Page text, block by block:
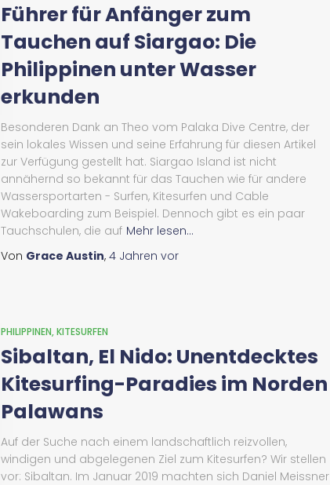
Führer für Anfänger zum
Tauchen auf Siargao: Die
Philippinen unter Wasser
erkunden
Besonderen Dank an Theo vom Palaka Dive Centre, der
sein lokales Wissen und seine Erfahrung für diesen Artikel
zur Verfügung gestellt hat. Siargao Island ist nicht
annähernd so bekannt für das Tauchen wie für andere
Wassersportarten - Surfen, Kitesurfen und Cable
Wakeboarding zum Beispiel. Dennoch gibt es ein paar
Tauchschulen, die auf Mehr lesen...
Von Grace Austin, 4 Jahren vor
PHILIPPINEN KITESURFEN
Sibaltan, El Nido: Unentdecktes
Kitesurfing-Paradies im Norden
Palawans
Auf der Suche nach einem landschaftlich reizvollen,
windigen und abgelegenen Ziel zum Kitesurfen? Wir stellen
vor: Sibaltan. Im Januar 2019 machten sich Daniel Meissner